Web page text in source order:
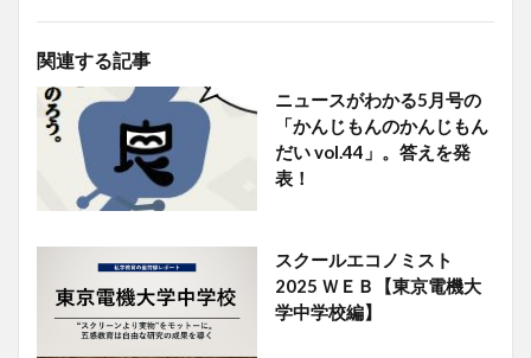
関連する記事
ニュースがわかる5月号の
「かんじもんのかんじもん
だい vol.44」。答えを発
表！
スクールエコノミスト
2025 ＷＥＢ【東京電機大
学中学校編】